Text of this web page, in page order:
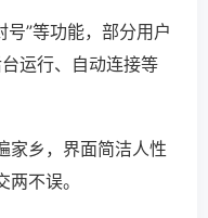
号”等功能，部分用户
运行、自动连接等
家乡，界面简洁人性
不误。